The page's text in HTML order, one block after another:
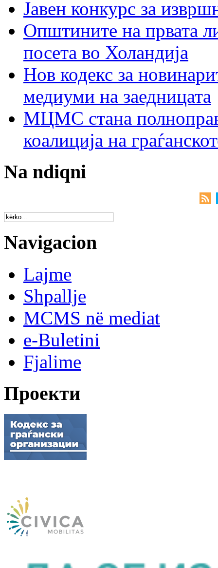
Јавен конкурс за
Општините на првата
посета во Холандија
Нов кодекс за
медиуми на заедницата
МЦМС стана
коалиција на
Na ndiqni
Navigacion
Lajme
Shpallje
MCMS në mediat
e-Buletini
Fjalime
Проекти